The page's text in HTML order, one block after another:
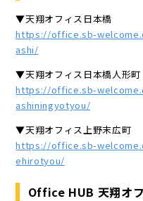
▼天翔オフィス日本橋
https://office.sb-
ashi/
▼天翔オフィス日本橋人形町
https://office.sb-
ashiningyotyou/
▼天翔オフィス上野末広町
https://office.sb-
ehirotyou/
Office HUB 天翔オ